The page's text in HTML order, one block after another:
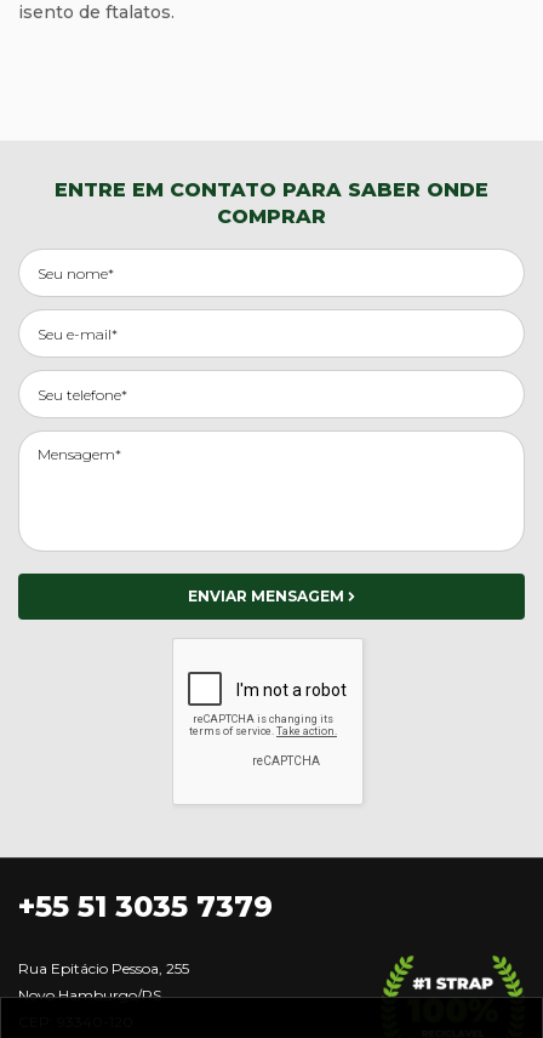
isento de ftalatos.
ENTRE EM CONTATO PARA SABER ONDE
COMPRAR
ENVIAR MENSAGEM
+55 51 3035 7379
Rua Epitácio Pessoa, 255
Novo Hamburgo/RS